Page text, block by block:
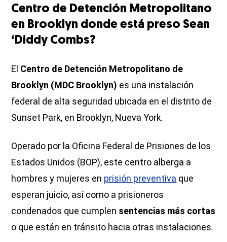
Centro de Detención Metropolitano
en Brooklyn donde está preso Sean
‘Diddy Combs?
El Centro de Detención Metropolitano de
Brooklyn (MDC Brooklyn) es una instalación
federal de alta seguridad ubicada en el distrito de
Sunset Park, en Brooklyn, Nueva York.
Operado por la Oficina Federal de Prisiones de los
Estados Unidos (BOP), este centro alberga a
hombres y mujeres en prisión preventiva que
esperan juicio, así como a prisioneros
condenados que cumplen sentencias más cortas
o que están en tránsito hacia otras instalaciones.